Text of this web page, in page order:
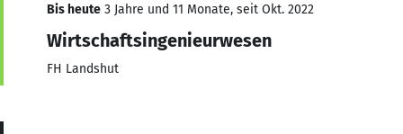
Bis heute 3 Jahre und 11 Monate, seit Okt. 2022
Wirtschaftsingenieurwesen
FH Landshut